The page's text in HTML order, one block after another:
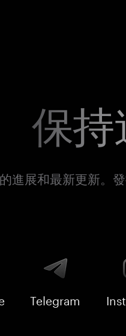
保持
進展和最新更新。
Telegram